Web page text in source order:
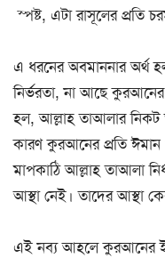
স্পষ্ট, এটা রাসূলের প্রতি
এ ধরনের অবমাননার অর্থ
নির্ভরতা, না আছে
হল, আল্লাহ তাআলার নিকট
কারণ কুরআনের প্রতি
মাপকাঠি আল্লাহ তাআলা
আস্থা নেই। তাদের আস্থা
এই নব্য আহলে কুরআনের